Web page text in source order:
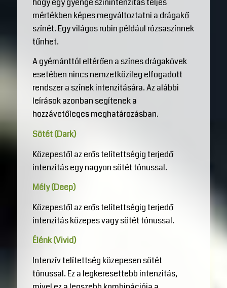
mértékben képes megváltoztatni a drágakő
színét. Egy világos rubin például rózsaszínnek
tűnhet.
A gyémánttól eltérően a színes drágakövek
esetében nincs nemzetközileg elfogadott
rendszer a színek intenzitására. Az alábbi
leírások azonban segítenek a
hozzávetőleges meghatározásban.
Sötét (Dark)
Közepestől az erős telítettségig terjedő
intenzitás egy nagyon sötét tónussal.
Mély (Deep)
Közepestől az erős telítettségig terjedő
intenzitás közepes vagy sötét tónussal.
Élénk (Vivid)
Intenzív telítettség közepesen sötét
tónussal. Ez a legkeresettebb intenzitás,